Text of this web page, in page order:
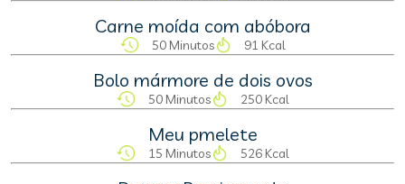
Carne moída com abóbora
50 Minutos 91 Kcal
Bolo mármore de dois ovos
50 Minutos 250 Kcal
Meu pmelete
15 Minutos 526 Kcal